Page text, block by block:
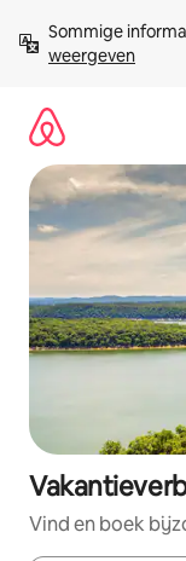
direct
naar
Sommige
weergeven
Vind en boek